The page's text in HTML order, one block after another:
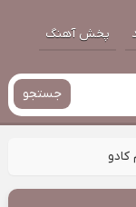
پخش آهنگ
جستجو
کادو